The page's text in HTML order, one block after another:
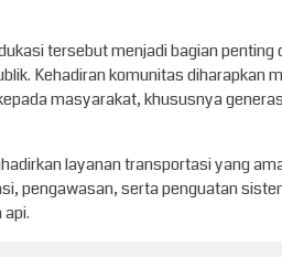
tersebut menjadi bagian penting
Kehadiran komunitas diharapkan
masyarakat, khususnya
layanan transportasi yang
pengawasan, serta penguatan